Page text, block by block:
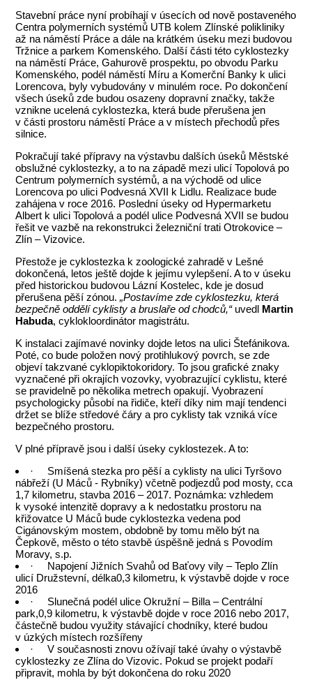
Stavební práce nyní probíhají v úsecích od nově postaveného
Centra polymerních systémů UTB kolem Zlínské polikliniky
až na náměstí Práce a dále na krátkém úseku mezi budovou
Tržnice a parkem Komenského. Další části této cyklostezky
na náměstí Práce, Gahurově prospektu, po obvodu Parku
Komenského, podél náměstí Míru a Komerční Banky k ulici
Lorencova, byly vybudovány v minulém roce. Po dokončení
všech úseků zde budou osazeny dopravní značky, takže
vznikne ucelená cyklostezka, která bude přerušena jen
v části prostoru náměstí Práce a v místech přechodů přes
silnice.
Pokračují také přípravy na výstavbu dalších úseků Městské
obslužné cyklostezky, a to na západě mezi ulicí Topolová po
Centrum polymerních systémů, a na východě od ulice
Lorencova po ulici Podvesná XVII k Lidlu. Realizace bude
zahájena v roce 2016. Poslední úseky od Hypermarketu
Albert k ulici Topolová a podél ulice Podvesná XVII se budou
řešit ve vazbě na rekonstrukci železniční trati Otrokovice –
Zlín – Vizovice.
Přestože je cyklostezka k zoologické zahradě v Lešné
dokončená, letos ještě dojde k jejímu vylepšení. A to v úseku
před historickou budovou Lázní Kostelec, kde je dosud
přerušena pěší zónou.„Postavíme zde cyklostezku, která
bezpečně oddělí cyklisty a bruslaře od chodců,“uvedl Martin
Habuda, cyklokloordinátor magistrátu.
K instalaci zajímavé novinky dojde letos na ulici Štefánikova.
Poté, co bude položen nový protihlukový povrch, se zde
objeví takzvané cyklopiktokoridory. To jsou grafické znaky
vyznačené při okrajích vozovky, vyobrazující cyklistu, které
se pravidelně po několika metrech opakují. Vyobrazení
psychologicky působí na řidiče, kteří díky nim mají tendenci
držet se blíže středové čáry a pro cyklisty tak vzniká více
bezpečného prostoru.
V plné přípravě jsou i další úseky cyklostezek. A to:
· Smíšená stezka pro pěší a cyklisty na ulici Tyršovo
nábřeží (U Máců - Rybníky) včetně podjezdů pod mosty, cca
1,7 kilometru, stavba 2016 – 2017. Poznámka: vzhledem
k vysoké intenzitě dopravy a k nedostatku prostoru na
křižovatce U Máců bude cyklostezka vedena pod
Cigánovským mostem, obdobně by tomu mělo být na
Čepkově, město o této stavbě úspěšně jedná s Povodím
Moravy, s.p.
· Napojení Jižních Svahů od Baťovy vily – Teplo Zlín
ulicí Družstevní, délka0,3 kilometru, k výstavbě dojde v roce
2016
· Slunečná podél ulice Okružní – Billa – Centrální
park,0,9 kilometru, k výstavbě dojde v roce 2016 nebo 2017,
částečně budou využity stávající chodníky, které budou
v úzkých místech rozšířeny
· V současnosti znovu ožívají také úvahy o výstavbě
cyklostezky ze Zlína do Vizovic. Pokud se projekt podaří
připravit, mohla by být dokončena do roku 2020